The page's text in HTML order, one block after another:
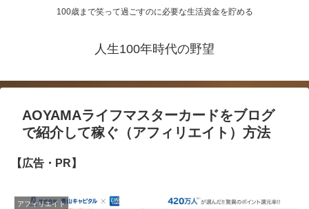
100歳まで笑って過ごすのに必要な生活資金を貯める
人生100年時代の野望
AOYAMAライフマスターカードをブログ
で紹介して稼ぐ（アフィリエイト）方法
【広告・PR】
アフィリエイト